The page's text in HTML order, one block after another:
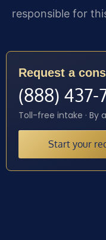
responsible for
Request a
(888) 437-
Toll-free intake · By
Start your